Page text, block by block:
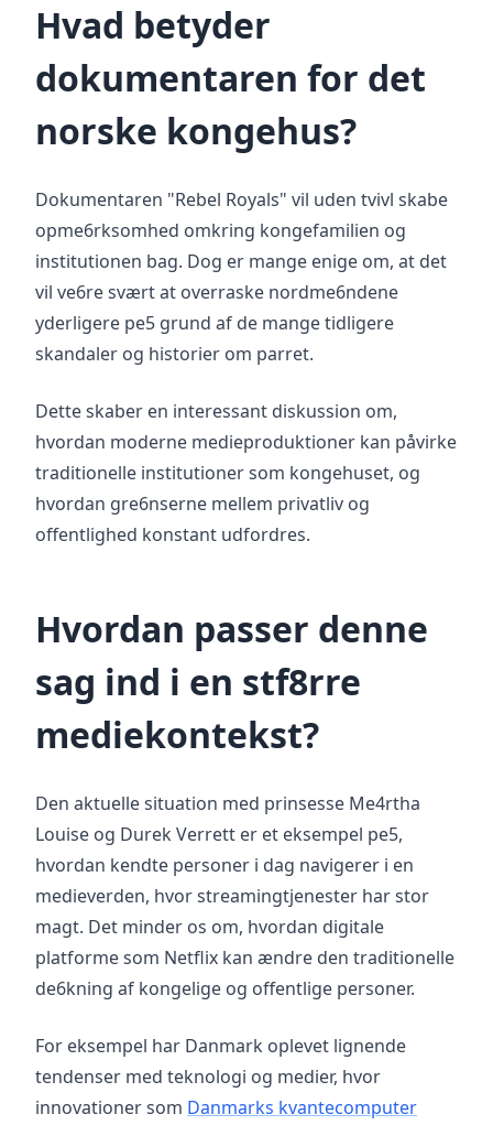
Hvad betyder
dokumentaren for det
norske kongehus?
Dokumentaren "Rebel Royals" vil uden tvivl skabe
opme6rksomhed omkring kongefamilien og
institutionen bag. Dog er mange enige om, at det
vil ve6re svært at overraske nordme6ndene
yderligere pe5 grund af de mange tidligere
skandaler og historier om parret.
Dette skaber en interessant diskussion om,
hvordan moderne medieproduktioner kan påvirke
traditionelle institutioner som kongehuset, og
hvordan gre6nserne mellem privatliv og
offentlighed konstant udfordres.
Hvordan passer denne
sag ind i en stf8rre
mediekontekst?
Den aktuelle situation med prinsesse Me4rtha
Louise og Durek Verrett er et eksempel pe5,
hvordan kendte personer i dag navigerer i en
medieverden, hvor streamingtjenester har stor
magt. Det minder os om, hvordan digitale
platforme som Netflix kan ændre den traditionelle
de6kning af kongelige og offentlige personer.
For eksempel har Danmark oplevet lignende
tendenser med teknologi og medier, hvor
innovationer som Danmarks kvantecomputer